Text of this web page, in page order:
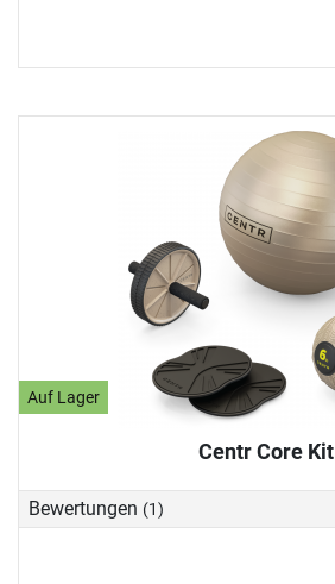
Auf Lager
Centr Core Kit
Bewertungen (1)